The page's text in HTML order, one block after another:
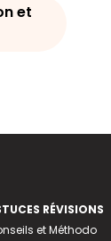
et
RÉVISIONS
et Méthodo